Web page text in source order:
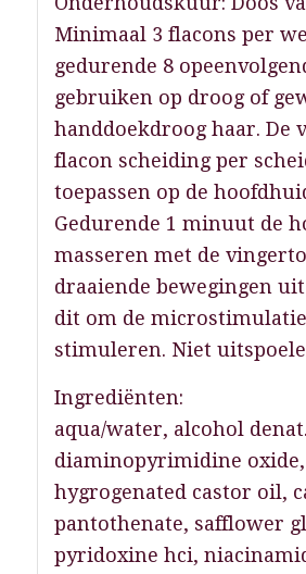
Minimaal 3 flacons per
gedurende 8
gebruiken op droog of
handdoekdroog haar. De
flacon scheiding per
toepassen op de
Gedurende 1 minuut de
masseren met de
draaiende bewegingen
dit om de
stimuleren. Niet
Ingrediënten:
aqua/water, alcohol
diaminopyrimidine oxide,
hygrogenated castor oil,
pantothenate, safflower
pyridoxine hci,